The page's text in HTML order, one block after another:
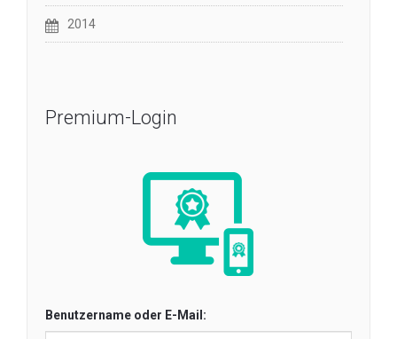
2014
Premium-Login
Benutzername oder E-Mail: